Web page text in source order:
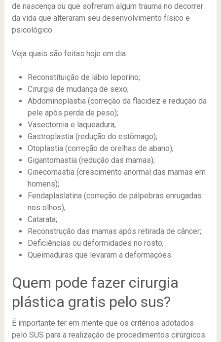
de nascença ou que sofreram algum trauma no decorrer
da vida que alteraram seu desenvolvimento físico e
psicológico.
Veja quais são feitas hoje em dia:
Reconstituição de lábio leporino;
Cirurgia de mudança de sexo;
Abdominoplastia (correção da flacidez e redução da
pele após perda de peso);
Vasectomia e laqueadura;
Gastroplastia (redução do estômago);
Otoplastia (correção de orelhas de abano);
Gigantomastia (redução das mamas);
Ginecomastia (crescimento anormal das mamas em
homens);
Fendaplaslatina (correção de pálpebras enrugadas
nos olhos);
Catarata;
Reconstrução das mamas após retirada de câncer;
Deficiências ou deformidades no rosto;
Queimaduras que levaram a deformações.
Quem pode fazer cirurgia
plástica gratis pelo sus?
É importante ter em mente que os critérios adotados
pelo SUS para a realização de procedimentos cirúrgicos